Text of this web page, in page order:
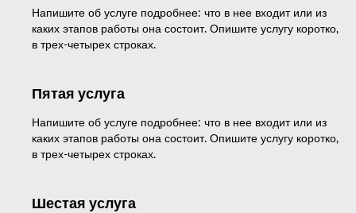
Напишите об услуге подробнее: что в нее входит или из
каких этапов работы она состоит. Опишите услугу коротко,
в трех-четырех строках.
Пятая услуга
Напишите об услуге подробнее: что в нее входит или из
каких этапов работы она состоит. Опишите услугу коротко,
в трех-четырех строках.
Шестая услуга